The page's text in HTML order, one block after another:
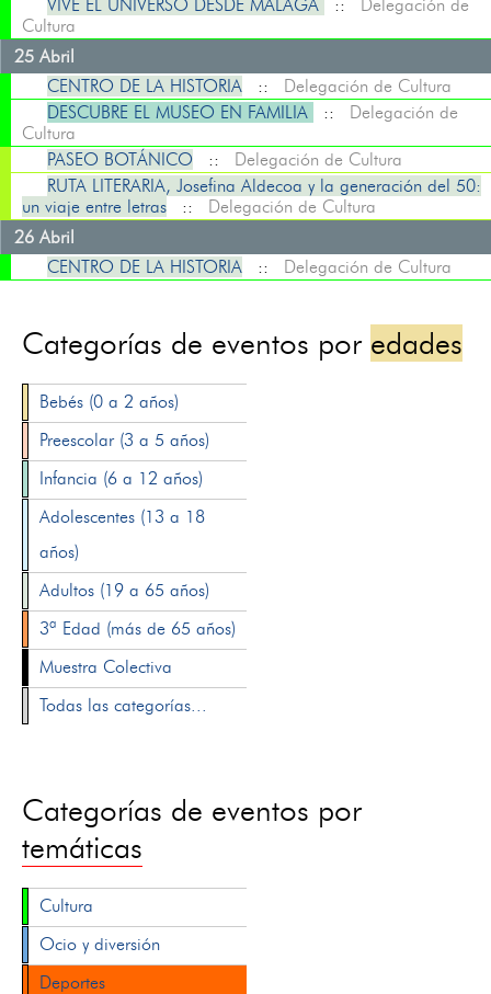
VIVE EL UNIVERSO DESDE MÁLAGA ::
Delegación de
Cultura
25 Abril
CENTRO DE LA HISTORIA :: Delegación de Cultura
DESCUBRE EL MUSEO EN FAMILIA
:: Delegación de
Cultura
PASEO BOTÁNICO :: Delegación de Cultura
RUTA LITERARIA, Josefina Aldecoa y la generación del 50:
un viaje entre letras :: Delegación de Cultura
26 Abril
CENTRO DE LA HISTORIA :: Delegación de Cultura
Categorías de eventos por edades
Bebés (0 a 2 años)
Preescolar (3 a 5 años)
Infancia (6 a 12 años)
Adolescentes (13 a 18
años)
Adultos (19 a 65 años)
3ª Edad (más de 65 años)
Muestra Colectiva
Todas las categorías...
Categorías de eventos por
temáticas
Cultura
Ocio y diversión
Deportes